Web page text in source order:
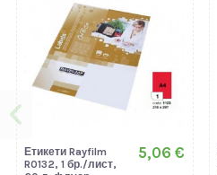
Етикети Rayfilm
R0132, 1 бр./лист,
5,06 €